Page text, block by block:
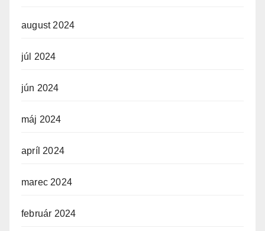
august 2024
júl 2024
jún 2024
máj 2024
apríl 2024
marec 2024
február 2024